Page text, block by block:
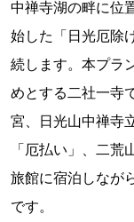
中禅寺湖の畔に位
始した「日光厄除
続します。本プラ
めとする二社一寺
宮、日光山中禅寺
「厄払い」、二
旅館に宿泊しなが
です。